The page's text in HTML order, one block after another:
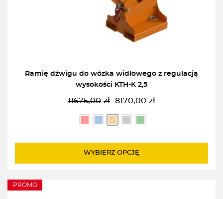
Ramię dźwigu do wózka widłowego z regulacją
wysokości KTH-K 2,5
11675,00 zł
Pierwotna
cena
wynosiła:
8170,00 zł
Aktualna
cena
wynosi:
WYBIERZ OPCJĘ
PROMO